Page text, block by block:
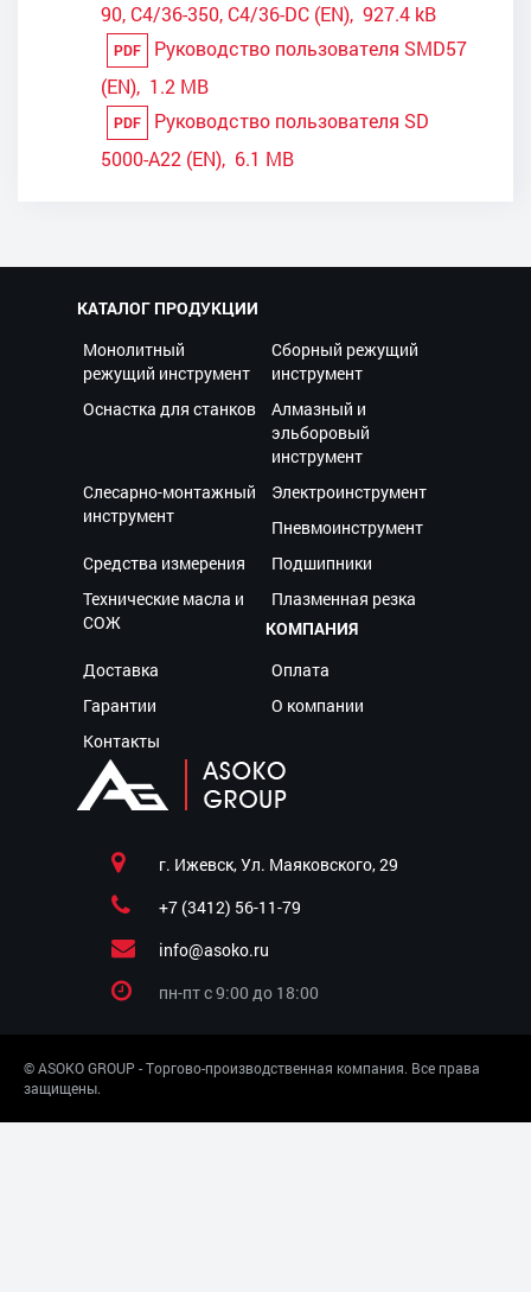
90, C4/36-350, C4/36-DC (EN), 927.4 kB
PDF
Руководство пользователя SMD57
(EN), 1.2 MB
PDF
Руководство пользователя SD
5000-A22 (EN), 6.1 MB
КАТАЛОГ ПРОДУКЦИИ
Монолитный
режущий инструмент
Сборный режущий
инструмент
Оснастка для станков
Алмазный и
эльборовый
инструмент
Слесарно-монтажный
инструмент
Электроинструмент
Пневмоинструмент
Средства измерения
Подшипники
Технические масла и
СОЖ
Плазменная резка
КОМПАНИЯ
Доставка
Оплата
Гарантии
О компании
Контакты
г. Ижевск, Ул. Маяковского, 29
+7 (3412) 56-11-79
info@asoko.ru
пн-пт c 9:00 до 18:00
© ASOKO GROUP - Торгово-производственная компания. Все права
защищены.